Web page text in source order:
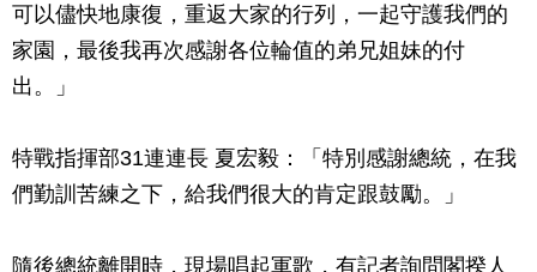
可以儘快地康復，重返大家的行列，一起守護我們的
家園，最後我再次感謝各位輪值的弟兄姐妹的付
出。」
特戰指揮部31連連長 夏宏毅：「特別感謝總統，在我
們勤訓苦練之下，給我們很大的肯定跟鼓勵。」
隨後總統離開時，現場唱起軍歌，有記者詢問閣揆人